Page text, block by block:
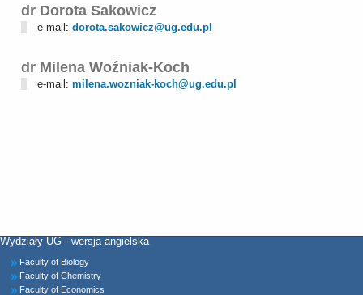
dr Dorota Sakowicz
e-mail: dorota.sakowicz@ug.edu.pl
dr Milena Woźniak-Koch
e-mail: milena.wozniak-koch@ug.edu.pl
Wydziały UG - wersja angielska
Faculty of Biology
Faculty of Chemistry
Faculty of Economics